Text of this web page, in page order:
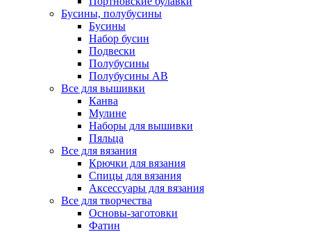
Бусины, полубусины
Бусины
Набор бусин
Подвески
Полубусины
Полубусины AB
Все для вышивки
Канва
Мулине
Наборы для вышивки
Пяльца
Все для вязания
Крючки для вязания
Спицы для вязания
Аксессуары для вязания
Все для творчества
Основы-заготовки
Фатин